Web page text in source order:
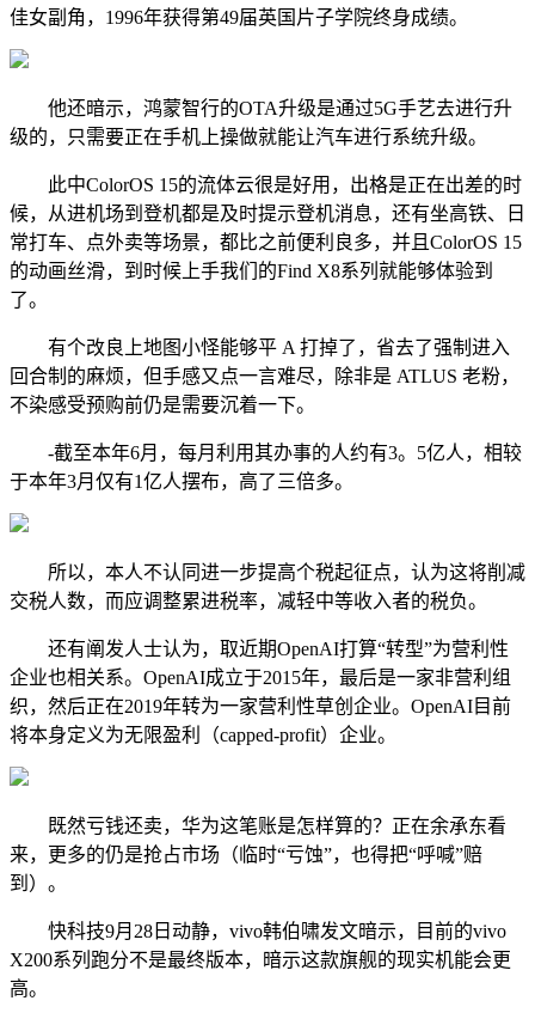
佳女副角，1996年获得第49届英国片子学院终身成绩。
他还暗示，鸿蒙智行的OTA升级是通过5G手艺去进行升
级的，只需要正在手机上操做就能让汽车进行系统升级。
此中ColorOS 15的流体云很是好用，出格是正在出差的时
候，从进机场到登机都是及时提示登机消息，还有坐高铁、日
常打车、点外卖等场景，都比之前便利良多，并且ColorOS 15
的动画丝滑，到时候上手我们的Find X8系列就能够体验到
了。
有个改良上地图小怪能够平 A 打掉了，省去了强制进入
回合制的麻烦，但手感又点一言难尽，除非是 ATLUS 老粉，
不染感受预购前仍是需要沉着一下。
-截至本年6月，每月利用其办事的人约有3。5亿人，相较
于本年3月仅有1亿人摆布，高了三倍多。
所以，本人不认同进一步提高个税起征点，认为这将削减
交税人数，而应调整累进税率，减轻中等收入者的税负。
还有阐发人士认为，取近期OpenAI打算“转型”为营利性
企业也相关系。OpenAI成立于2015年，最后是一家非营利组
织，然后正在2019年转为一家营利性草创企业。OpenAI目前
将本身定义为无限盈利（capped-profit）企业。
既然亏钱还卖，华为这笔账是怎样算的？正在余承东看
来，更多的仍是抢占市场（临时“亏蚀”，也得把“呼喊”赔
到）。
快科技9月28日动静，vivo韩伯啸发文暗示，目前的vivo
X200系列跑分不是最终版本，暗示这款旗舰的现实机能会更
高。